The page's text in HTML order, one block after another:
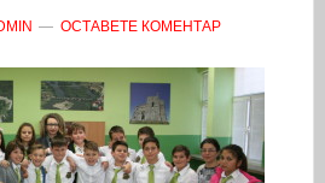
ОСТАВЕТЕ КОМЕНТАР